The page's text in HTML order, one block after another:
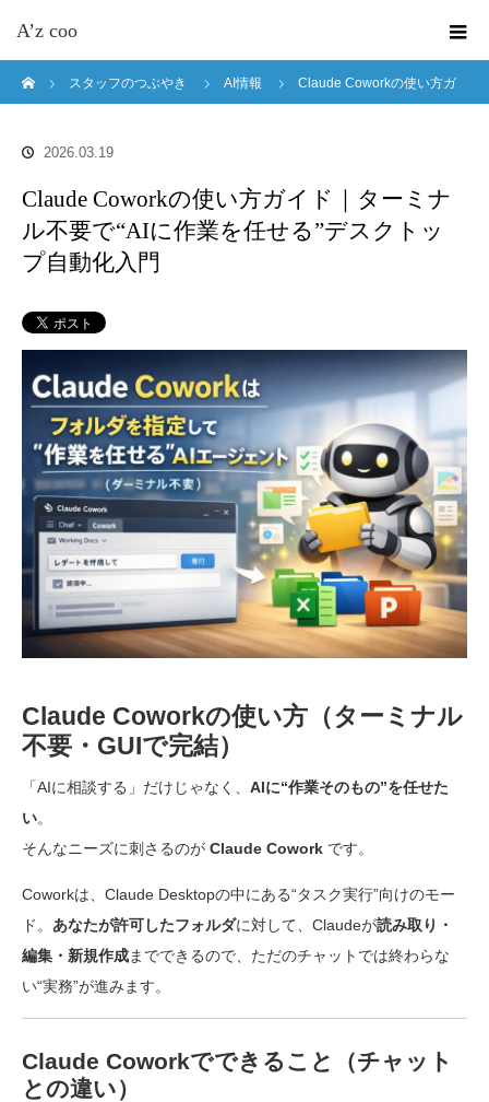
A’z coo
スタッフのつぶやき
AI情報 Claude Coworkの使い方ガ
2026.03.19
Claude Coworkの使い方ガイド｜ターミナ
ル不要で“AIに作業を任せる”デスクトッ
プ自動化入門
Claude Coworkの使い方（ターミナル
不要・GUIで完結）
「AIに相談する」だけじゃなく、 AIに“作業そのもの”を任せた
い。
そんなニーズに刺さるのが Claude Cowork です。
Coworkは、Claude Desktopの中にある“タスク実行”向けのモー
ド。 あなたが許可したフォルダに対して、Claudeが読み取り・
編集・新規作成までできるので、ただのチャットでは終わらな
い“実務”が進みます。
Claude Coworkでできること（チャット
との違い）